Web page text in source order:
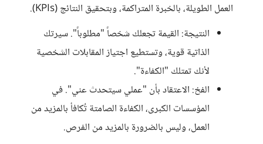
العمل الطويلة، بالخبرة المتراكمة، وبتحقيق النتائج (KPIs).
النتيجة: القيمة تجعلك شخصاً "مطلوباً". سيرتك
الذاتية قوية، وتستطيع اجتياز المقابلات الشخصية
لأنك تمتلك "الكفاءة".
الفخ: الاعتقاد بأن "عملي سيتحدث عني". في
المؤسسات الكبرى، الكفاءة الصامتة تُكافأ بالمزيد من
العمل، وليس بالضرورة بالمزيد من الفرص.